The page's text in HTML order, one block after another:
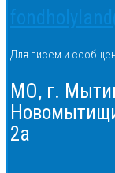
Для писем и
МО, г.
2а